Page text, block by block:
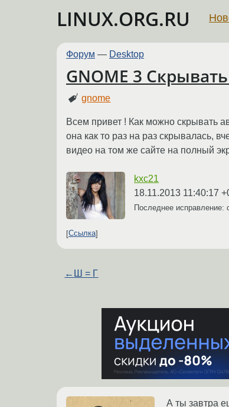
LINUX.ORG.RU
Форум — Desktop
GNOME 3
gnome
Всем привет ! Как можно скрывать
она как то раз на раз скрывалась,
видео на том же сайте на полный
kxc21
18.11.2013 11:40:17
Последнее исправление:
Ссылка
← Ш = Г
А ты завтра